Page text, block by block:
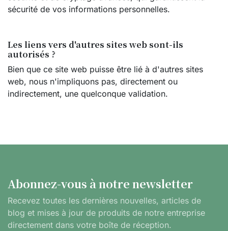
sécurité de vos informations personnelles.
Les liens vers d'autres sites web sont-ils
autorisés ?
Bien que ce site web puisse être lié à d'autres sites
web, nous n'impliquons pas, directement ou
indirectement, une quelconque validation.
Abonnez-vous à notre newsletter
Recevez toutes les dernières nouvelles, articles de
blog et mises à jour de produits de notre entreprise
directement dans votre boîte de réception.